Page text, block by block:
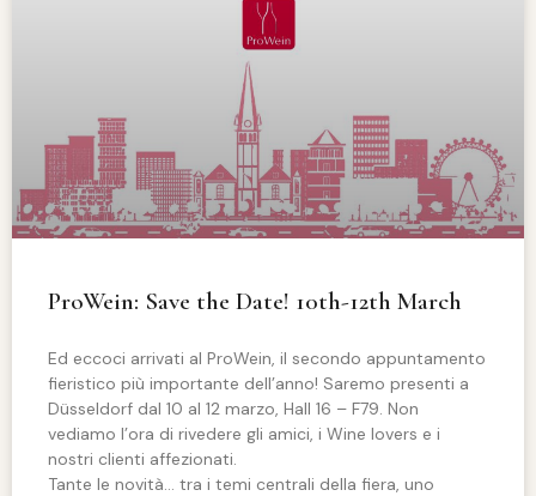
ProWein: Save the Date! 10th-12th March
Ed eccoci arrivati al ProWein, il secondo appuntamento
fieristico più importante dell’anno! Saremo presenti a
Düsseldorf dal 10 al 12 marzo, Hall 16 – F79. Non
vediamo l’ora di rivedere gli amici, i Wine lovers e i
nostri clienti affezionati.
Tante le novità… tra i temi centrali della fiera, uno